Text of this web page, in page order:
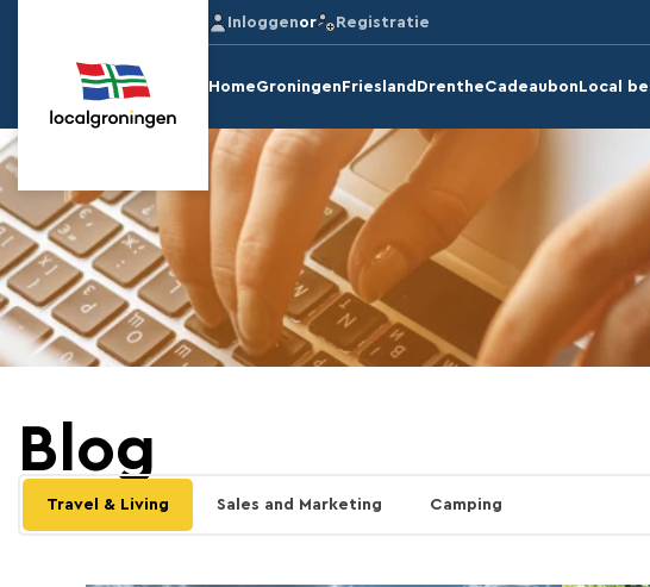
Inloggenor Registratie
HomeGroningen Friesland DrentheCadeaubon Local
Blog
Travel & Living Sales and Marketing Camping